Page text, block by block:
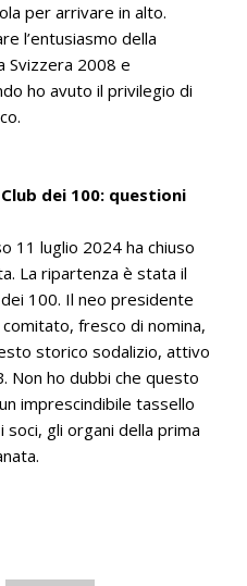
per arrivare in alto.
l’entusiasmo della
Svizzera 2008 e
ho avuto il privilegio di
dei 100: questioni
11 luglio 2024 ha chiuso
La ripartenza è stata il
100. Il neo presidente
fresco di nomina,
storico sodalizio, attivo
Non ho dubbi che questo
imprescindibile tassello
gli organi della prima